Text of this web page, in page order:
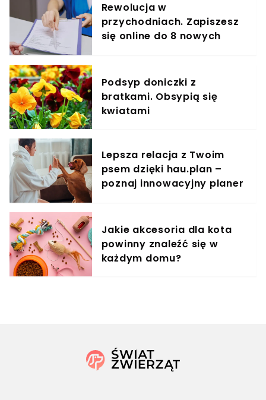
Rewolucja w
przychodniach. Zapiszesz
się online do 8 nowych
Podsyp doniczki z
bratkami. Obsypią się
kwiatami
Lepsza relacja z Twoim
psem dzięki hau.plan –
poznaj innowacyjny planer
Jakie akcesoria dla kota
powinny znaleźć się w
każdym domu?